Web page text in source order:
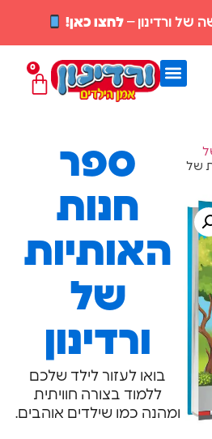
– לחצו כאן!
0
ספר
חנות
של
ורדינון
לעזור לילד שלכם
ללמוד בצורה חוויתית
כמו שילדים אוהבים.